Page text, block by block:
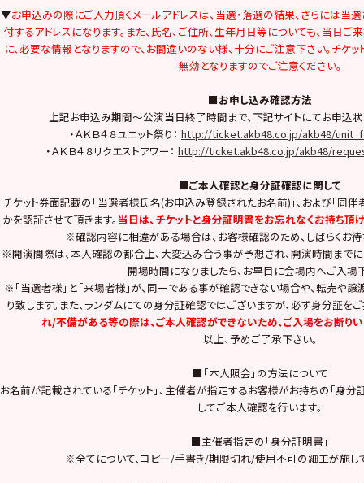
▼お申込みの際にご入力頂くメールアドレスは、当選・落選の結果、さらには当
付するアドレスになります。また、氏名、ご住所、生年月日等についても、当日
に、必要な情報となりますので、お間違いのない様、十分にご注意下さい。チケ
無効となりますのでご注意ください。
■お申し込み確認方法
上記お申込み期間～公演当日終了時間まで、下記サイトにてお申込
・ＡＫＢ４８ユニット祭り： http://ticket.akb48.co.jp/akb48/
・ＡＫＢ４８リクエストアワー： http://ticket.akb48.co.jp/akb48/
■ご本人確認と身分証確認に関して
チケット券面記載の「当選者様氏名(お申込み登録されたお名前)」、および「同伴
かを認証させて頂きます。 当日は、チケットと身分証明書をお忘れなくお持ち頂
※確認内容に相違がある場合は、お客様確認のため、しばらくお待
※開演間際は、本人確認の都合上、大変込み合う事が予想され、開演時間まで
開場時間になりましたら、お早目に会場内へご入場
※「当選者様」と「来場者様」が、同一である事が確認できない場合や、転売や
り致します。また、ランダムにての身分証確認ではございますが、必ず身分証をご
れ/不備がある等の際は、ご本人確認ができないため、ご入場をお断りい
以上、予めご了承下さい。
■「本人照会」の方法について
お名前が記載されている「チケット」、主催者が指定するお客様がお持ちの「身分
してご本人確認を行います。
■主催者指定の「身分証明書」
※全てについて、コピー/手書き/期限切れ/使用不可の細工が施し